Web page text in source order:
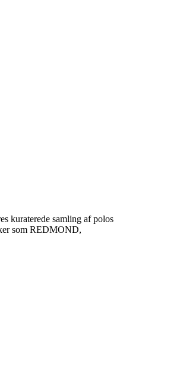
kuraterede samling af polos
som REDMOND,